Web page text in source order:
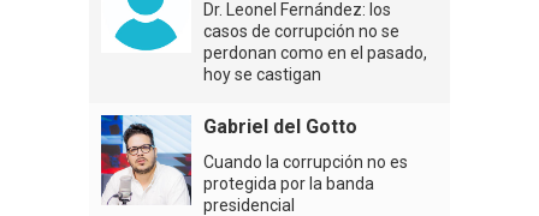
Dr. Leonel Fernández: los
casos de corrupción no se
perdonan como en el pasado,
hoy se castigan
Gabriel del Gotto
Cuando la corrupción no es
protegida por la banda
presidencial